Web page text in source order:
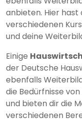
anbieten. Hier hast
verschiedenen
und deine
Einige
der Deutsche
ebenfalls
die Bedürfnisse
und bieten dir die
verschiedenen